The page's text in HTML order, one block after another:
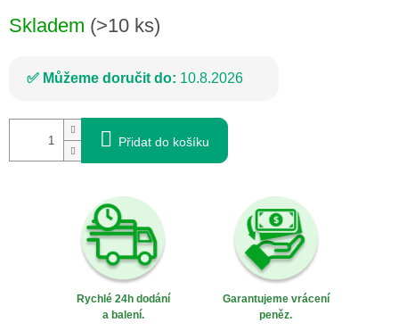
Skladem (>10 ks)
Můžeme doručit do: 10.8.2026
Přidat do košíku
Rychlé 24h dodání
a balení.
Garantujeme vrácení
peněz.